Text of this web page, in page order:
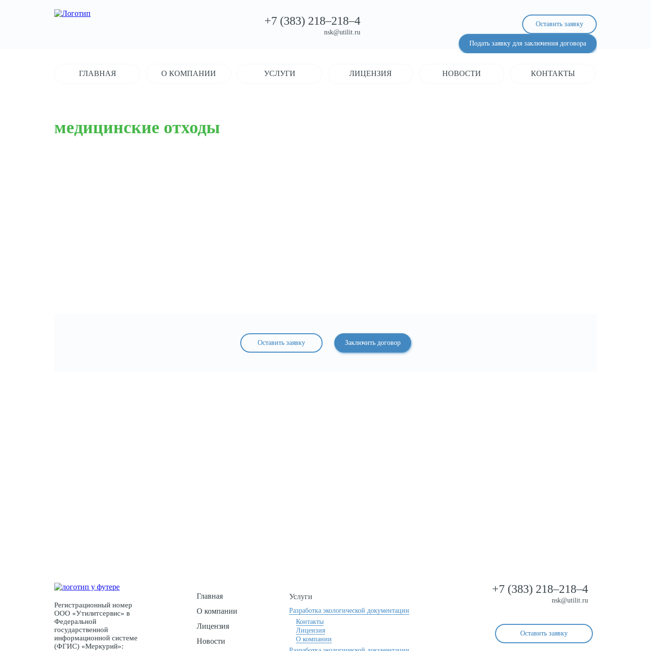
+7 (383) 218–218–4
nsk@utilit.ru
Оставить заявку
Подать заявку для заключения договора
ГЛАВНАЯ О КОМПАНИИ УСЛУГИ ЛИЦЕНЗИЯ НОВОСТИ КОНТАКТЫ
медицинские отходы
Оставить заявку Заключить договор
Регистрационный номер
ООО «Утилитсервис» в
Федеральной
государственной
информационной системе
(ФГИС) «Меркурий»:
Главная
О компании
Лицензия
Новости
Услуги
Разработка экологической документации
Контакты
Лицензия
О компании
+7 (383) 218–218–4
nsk@utilit.ru
Оставить заявку